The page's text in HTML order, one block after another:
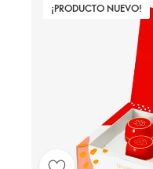
¡PRODUCTO NUEVO!